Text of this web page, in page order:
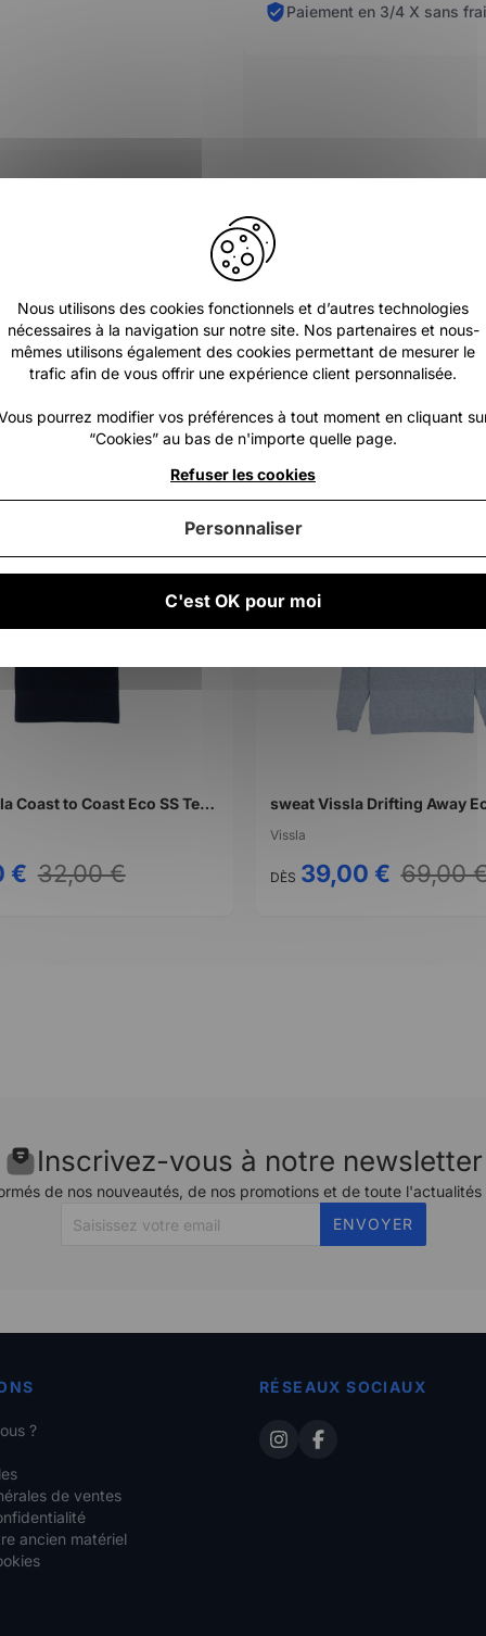
Paiement en 3/4 X sans
T-Shirt Vissla Coast to Coast Eco SS Tee noir
€ 32,00 €
Vissla
DÈS 39,00 € 69,00
-44%
Inscrivez-vous à notre newsletter
de nos nouveautés, de nos promotions et de toute
ENVOYER
?
de ventes
ancien matériel
RÉSEAUX SOCIAUX
Nous utilisons des cookies fonctionnels et d’autres technologies
nécessaires à la navigation sur notre site. Nos partenaires et nous-
mêmes utilisons également des cookies permettant de mesurer le
trafic afin de vous offrir une expérience client personnalisée.
pourrez modifier vos préférences à tout moment en cliquant
“Cookies” au bas de n'importe quelle page.
C'est OK pour moi
Refuser les cookies
Personnaliser